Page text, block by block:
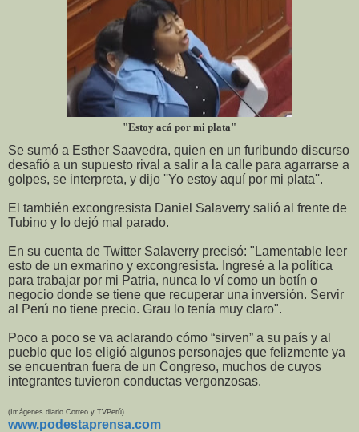
"Estoy acá por mi plata"
Se sumó a Esther Saavedra, quien en un furibundo discurso
desafió a un supuesto rival a salir a la calle para agarrarse a
golpes, se interpreta, y dijo ''Yo estoy aquí por mi plata''.
El también excongresista Daniel Salaverry salió al frente de
Tubino y lo dejó mal parado.
En su cuenta de Twitter Salaverry precisó: "Lamentable leer
esto de un exmarino y excongresista. Ingresé a la política
para trabajar por mi Patria, nunca lo ví como un botín o
negocio donde se tiene que recuperar una inversión. Servir
al Perú no tiene precio. Grau lo tenía muy claro".
Poco a poco se va aclarando cómo “sirven” a su país y al
pueblo que los eligió algunos personajes que felizmente ya
se encuentran fuera de un Congreso, muchos de cuyos
integrantes tuvieron conductas vergonzosas.
(Imágenes diario Correo y TVPerú)
www.podestaprensa.com